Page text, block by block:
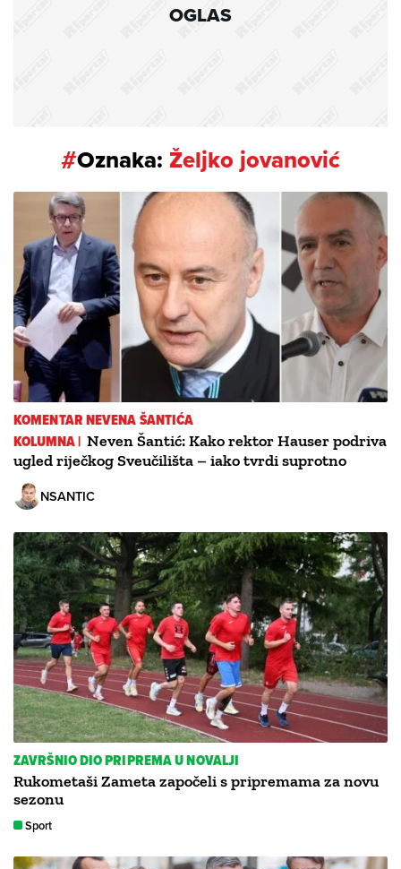
OGLAS
#Oznaka: Željko jovanović
KOMENTAR NEVENA ŠANTIĆA
KOLUMNA | Neven Šantić: Kako rektor Hauser podriva
ugled riječkog Sveučilišta – iako tvrdi suprotno
NSANTIC
ZAVRŠNIO DIO PRIPREMA U NOVALJI
Rukometaši Zameta započeli s pripremama za novu
sezonu
Sport